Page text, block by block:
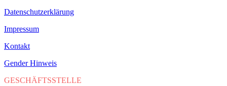
Datenschutzerklärung
Impressum
Kontakt
Gender Hinweis
GESCHÄFTSSTELLE